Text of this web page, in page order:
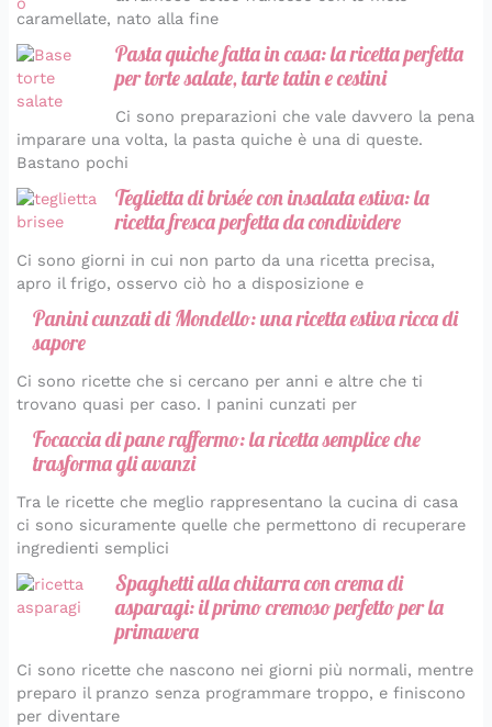
caramellate, nato alla fine
Pasta quiche fatta in casa: la ricetta perfetta
per torte salate, tarte tatin e cestini
Ci sono preparazioni che vale davvero la pena
imparare una volta, la pasta quiche è una di queste.
Bastano pochi
Teglietta di brisée con insalata estiva: la
ricetta fresca perfetta da condividere
Ci sono giorni in cui non parto da una ricetta precisa,
apro il frigo, osservo ciò ho a disposizione e
Panini cunzati di Mondello: una ricetta estiva ricca di
sapore
Ci sono ricette che si cercano per anni e altre che ti
trovano quasi per caso. I panini cunzati per
Focaccia di pane raffermo: la ricetta semplice che
trasforma gli avanzi
Tra le ricette che meglio rappresentano la cucina di casa
ci sono sicuramente quelle che permettono di recuperare
ingredienti semplici
Spaghetti alla chitarra con crema di
asparagi: il primo cremoso perfetto per la
primavera
Ci sono ricette che nascono nei giorni più normali, mentre
preparo il pranzo senza programmare troppo, e finiscono
per diventare